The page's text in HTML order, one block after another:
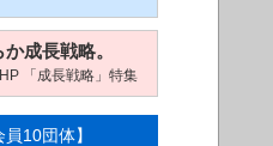
成長戦略。
「成長戦略」特集
員10団体】